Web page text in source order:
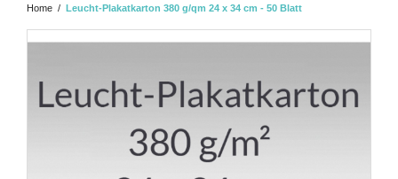
Home / Leucht-Plakatkarton 380 g/qm 24 x 34 cm - 50 Blatt